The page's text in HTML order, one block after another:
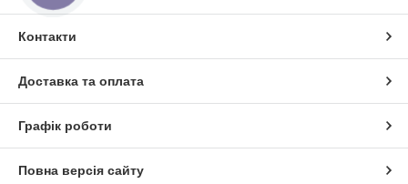
Контакти
Доставка та оплата
Графік роботи
Повна версія сайту